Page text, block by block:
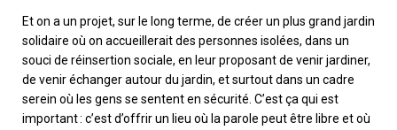
Et on a un projet, sur le long terme, de créer un plus grand jardin
solidaire où on accueillerait des personnes isolées, dans un
souci de réinsertion sociale, en leur proposant de venir jardiner,
de venir échanger autour du jardin, etsurtoutdans un cadre
serein où les gens se sentent en sécurité. C’est ça qui est
important : c’est d’offrir un lieu où la parole peut être libre et où